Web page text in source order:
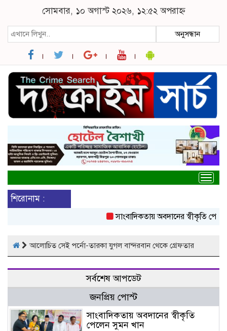
সোমবার, ১০ অগাস্ট ২০২৬, ১২:৫২ অপরাহ্ন
অনুসন্ধান
শিরোনাম :
সাংবাদিকতায় অবদানের স্বীকৃতি
আলোচিত সেই পর্নো-তারকা যুগল বান্দরবান থেকে গ্রেফতার
সর্বশেষ আপডেট
জনপ্রিয় পোস্ট
সাংবাদিকতায় অবদানের স্বীকৃতি
পেলেন সুমন খান